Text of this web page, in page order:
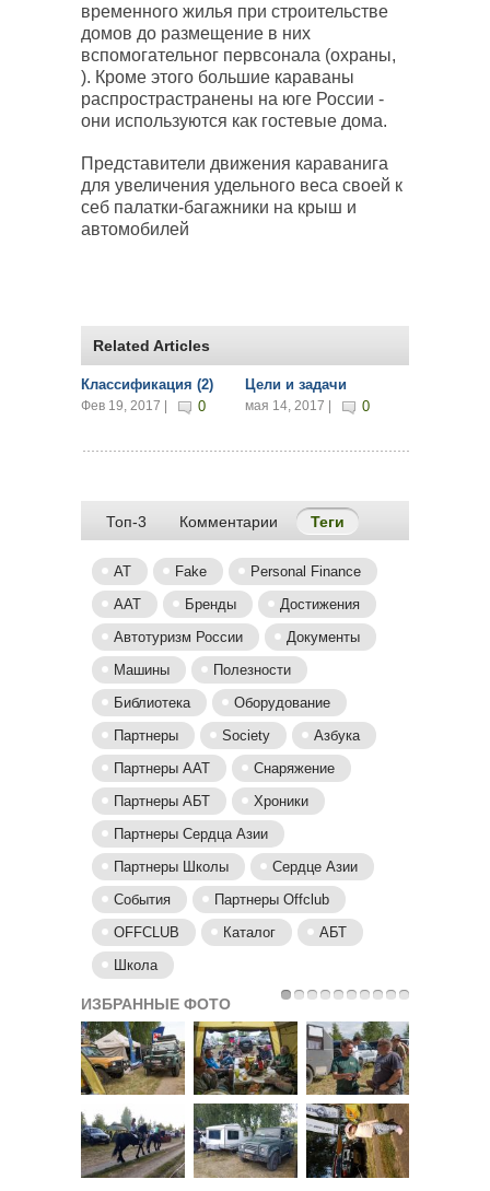
временного жилья при строительстве
домов до размещение в них
вспомогательног первсонала (охраны,
). Кроме этого большие караваны
распрострастранены на юге России -
они используются как гостевые дома.
Представители движения караванига
для увеличения удельного веса своей к
себ палатки-багажники на крыш и
автомобилей
Related Articles
Классификация (2)
Фев 19, 2017 | 0
Цели и задачи
мая 14, 2017 | 0
Топ-3 Комментарии Теги (активная
AT Fake
Personal Finance
ААТ
Бренды
Достижения
Автотуризм России
Документы
Машины
Полезности
Библиотека
Оборудование
Партнеры
Society
Азбука
Партнеры AAT
Снаряжение
Партнеры АБТ
Хроники
Партнеры Сердца Азии
Партнеры Школы
Сердце Азии
События
Партнеры Offclub
OFFCLUB
Каталог
АБТ
Школа
ИЗБРАННЫЕ ФОТО